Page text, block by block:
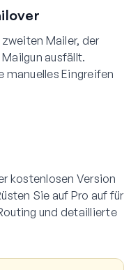
Mailer, der
ausfällt.
manuelles Eingreifen
kostenlosen Version
Sie auf Pro auf für
und detaillierte